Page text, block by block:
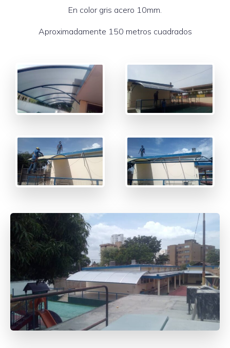
En color gris acero 10mm.
Aproximadamente 150 metros cuadrados